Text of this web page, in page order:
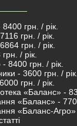
грн. / рік.
грн. / рік.
грн. / рік.
/ рік.
8400 грн. / рік.
- 3600 грн. / рік.
грн. / рік.
«Баланс» -
«Баланс» -
«Баланс-Агро»